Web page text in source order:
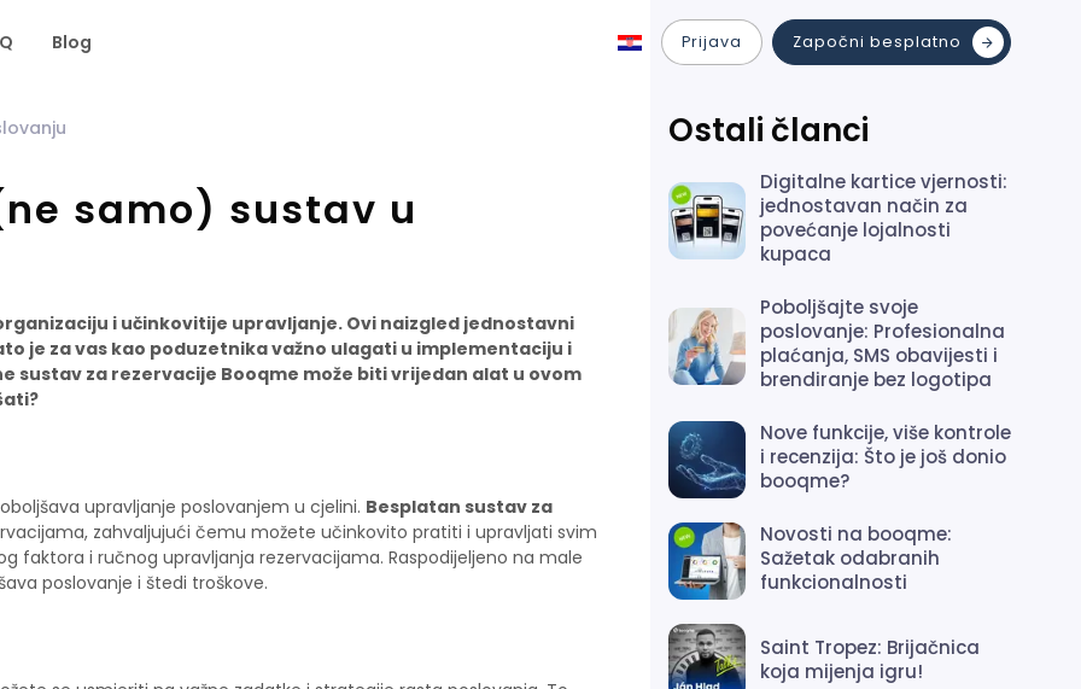
Prijava Započni besplatno
Blog
samo) sustav u
i učinkovitije upravljanje. Ovi naizgled jednostavni
je za vas kao poduzetnika važno ulagati u implementaciju i
sustav za rezervacije Booqme može biti vrijedan alat u ovom
upravljanje poslovanjem u cjelini. Besplatan sustav za
zahvaljujući čemu možete učinkovito pratiti i upravljati svim
faktora i ručnog upravljanja rezervacijama. Raspodijeljeno na male
poslovanje i štedi troškove.
Ostali članci
Digitalne kartice vjernosti:
jednostavan način za
povećanje lojalnosti
kupaca
Poboljšajte svoje
poslovanje: Profesionalna
plaćanja, SMS obavijesti i
brendiranje bez logotipa
Nove funkcije, više kontrole
i recenzija: Što je još donio
booqme?
Novosti na booqme:
Sažetak odabranih
funkcionalnosti
Saint Tropez: Brijačnica
koja mijenja igru!